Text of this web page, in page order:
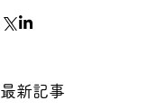
最新記事